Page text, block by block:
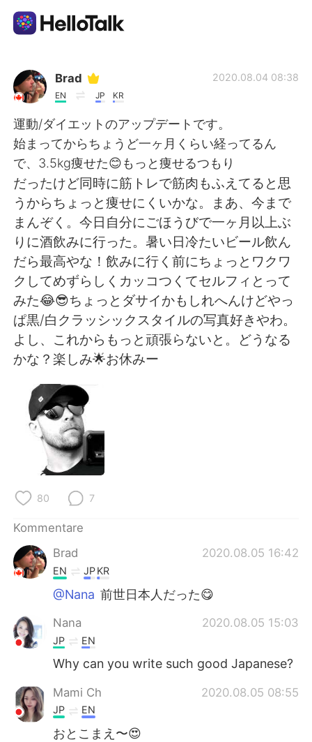
Sprachaustausch-App
AI Grammar Checker
Deutsch
English 简体中文
繁體中文 Español
العربية Français
日本語 한국어
Русский ไทย
Indonesia
Türkçe
Português
Brad
EN JP KR
2020.08.04 08:38
運動/ダイエットのアップデートです。
始まってからちょうど一ヶ月くらい経ってるん
で、3.5kg痩せた😊もっと痩せるつもり
だったけど同時に筋トレで筋肉もふえてると思
うからちょっと痩せにくいかな。まあ、今まで
まんぞく。今日自分にごほうびで一ヶ月以上ぶ
りに酒飲みに行った。暑い日冷たいビール飲ん
だら最高やな！飲みに行く前にちょっとワクワ
クしてめずらしくカッコつくてセルフィとって
みた😂😎ちょっとダサイかもしれへんけどやっ
ぱ黒/白クラッシックスタイルの写真好きやわ。
よし、これからもっと頑張らないと。どうなる
かな？楽しみ🌟お休みー
80 7
Kommentare
Brad
2020.08.05 16:42
EN JPKR
@Nana 前世日本人だった😋
Nana 2020.08.05 15:03
JP EN
Why can you write such good Japanese?
Mami Ch 2020.08.05 08:55
JP EN
おとこまえ〜😍